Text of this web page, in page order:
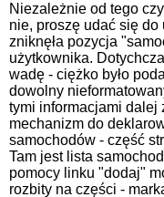
Niezależnie od tego
nie, proszę udać się
zniknęła pozycja
użytkownika.
wadę - ciężko było
dowolny
tymi informacjami dalej
mechanizm do
samochodów - część
Tam jest lista
pomocy linku "dodaj"
rozbity na części -